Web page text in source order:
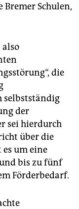
Bremer Schulen,
also
die
selbstständig
der
sei hierdurch
über die
um eine
bis zu fünf
Förderbedarf.